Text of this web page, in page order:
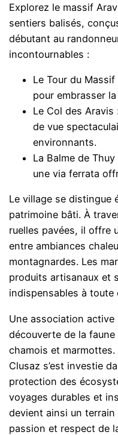
Explorez le massif
sentiers balisés,
débutant au
incontournables :
Le Tour du
pour embrasser
Le Col des
de vue
environnants.
La Balme de
une via ferrata
Le village se distingue
patrimoine bâti. À
ruelles pavées, il offre
entre ambiances
montagnardes. Les
produits artisanaux et
indispensables à toute
Une association active
découverte de la
chamois et marmottes.
Clusaz s’est investie
protection des
voyages durables et
devient ainsi un terrain
passion et respect de